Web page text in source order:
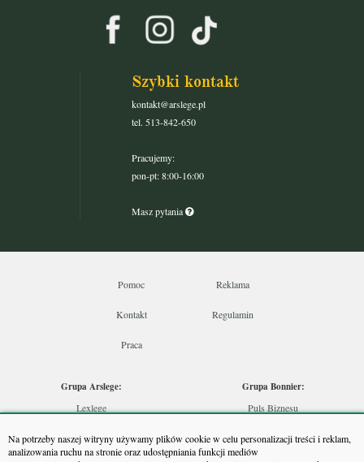
Na potrzeby naszej witryny używamy plików cookie w celu personalizacji treści i reklam,
analizowania ruchu na stronie oraz udostępniania funkcji mediów
Szybki kontakt
kontakt@arslege.pl
tel. 513-842-650
Pracujemy:
pon-pt: 8:00-16:00
Masz pytania
Pomoc Reklama
Kontakt Regulamin
Praca
Grupa Arslege:
Lexlege
Skarbowcy
Grupa Bonnier:
Puls Biznesu
Puls Medycyny